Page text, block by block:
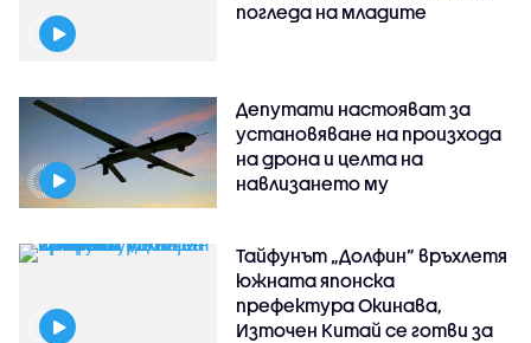
погледа на младите
Депутати настояват за
установяване на произхода
на дрона и целта на
навлизането му
Тайфунът „Долфин” връхлетя
южната японска
префектура Окинава,
Източен Китай се готви за